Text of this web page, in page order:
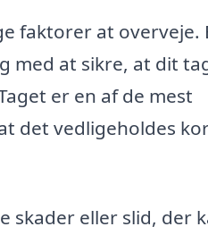
faktorer at overveje.
med at sikre, at dit
er en af de mest
det vedligeholdes
skader eller slid, der